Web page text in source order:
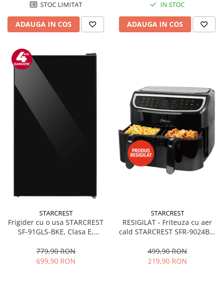
STOC LIMITAT
ADAUGA IN COS
IN STOC
ADAUGA IN COS
STARCREST
Frigider cu o usa STARCREST
SF-91GLS-BKE, Clasa E,
interioara, H 83 cm, Sticla
Neagra
779,90 RON
699,90 RON
STARCREST
RESIGILAT - Friteuza cu aer
cald STARCREST SFR-9024BK,
Termostat 80 - 200 °C, 12
programe, Negru
499,90 RON
219,90 RON